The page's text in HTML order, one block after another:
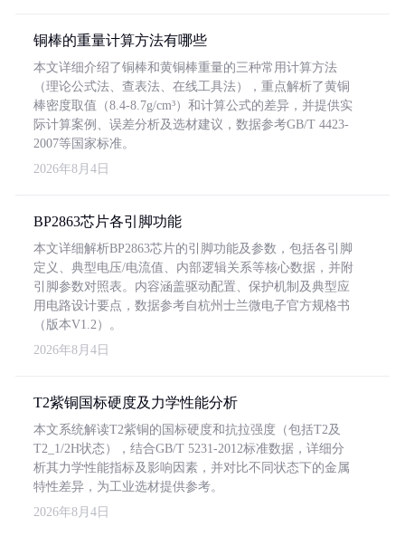
铜棒的重量计算方法有哪些
本文详细介绍了铜棒和黄铜棒重量的三种常用计算方法
（理论公式法、查表法、在线工具法），重点解析了黄铜
棒密度取值（8.4-8.7g/cm³）和计算公式的差异，并提供实
际计算案例、误差分析及选材建议，数据参考GB/T 4423-
2007等国家标准。
2026年8月4日
BP2863芯片各引脚功能
本文详细解析BP2863芯片的引脚功能及参数，包括各引脚
定义、典型电压/电流值、内部逻辑关系等核心数据，并附
引脚参数对照表。内容涵盖驱动配置、保护机制及典型应
用电路设计要点，数据参考自杭州士兰微电子官方规格书
（版本V1.2）。
2026年8月4日
T2紫铜国标硬度及力学性能分析
本文系统解读T2紫铜的国标硬度和抗拉强度（包括T2及
T2_1/2H状态），结合GB/T 5231-2012标准数据，详细分
析其力学性能指标及影响因素，并对比不同状态下的金属
特性差异，为工业选材提供参考。
2026年8月4日